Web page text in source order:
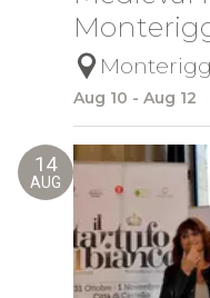
Aug 10 - Aug 12
14
AUG